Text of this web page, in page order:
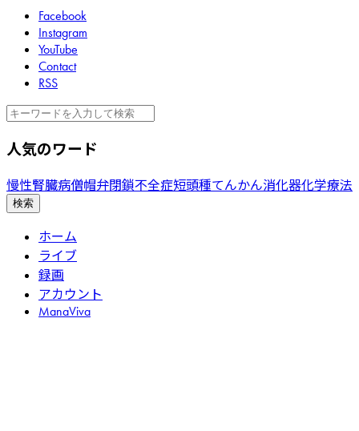
Facebook
Instagram
YouTube
Contact
RSS
検
人気のワード
慢性腎臓病僧帽弁閉鎖不全症短頭種てんかん消化器化学療法
検索
ホーム
ライブ
録画
アカウント
ManaViva